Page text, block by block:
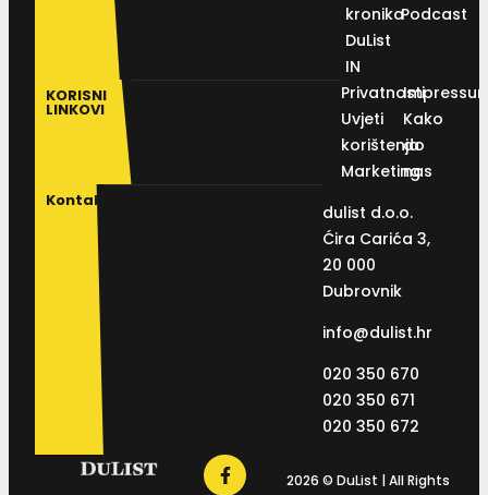
kronika
DuList
IN
Podcast
KORISNI
LINKOVI
Privatnosti
Uvjeti
korištenja
Marketing
Kako
do
nas
Kontakt
dulist d.o.o.
Ćira Carića 3,
20 000
Dubrovnik
info@dulist.hr
020 350 670
020 350 671
020 350 672
2026 © DuList | All Rights